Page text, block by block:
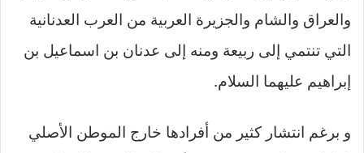
والعراق والشام والجزيرة العربية من العرب العدنانية
التي تنتمي إلى ربيعة ومنه إلى عدنان بن اسماعيل بن
إبراهيم عليهما السلام.
و برغم انتشار كثير من أفرادها خارج الموطن الأصلي